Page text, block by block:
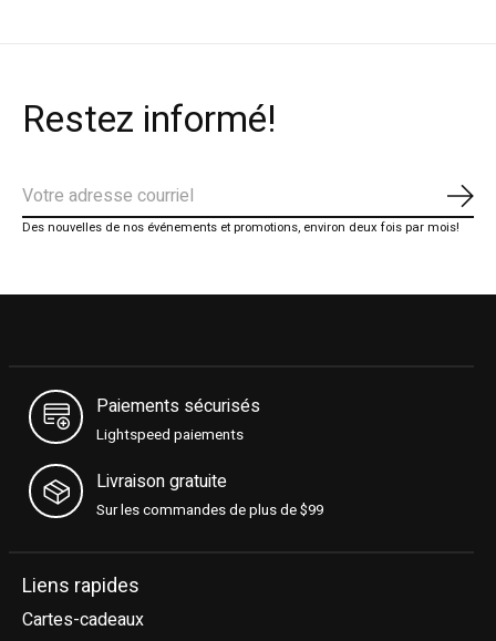
Restez informé!
Des nouvelles de nos événements et promotions, environ deux fois par mois!
Paiements sécurisés
Lightspeed paiements
Livraison gratuite
Sur les commandes de plus de $99
Liens rapides
Cartes-cadeaux